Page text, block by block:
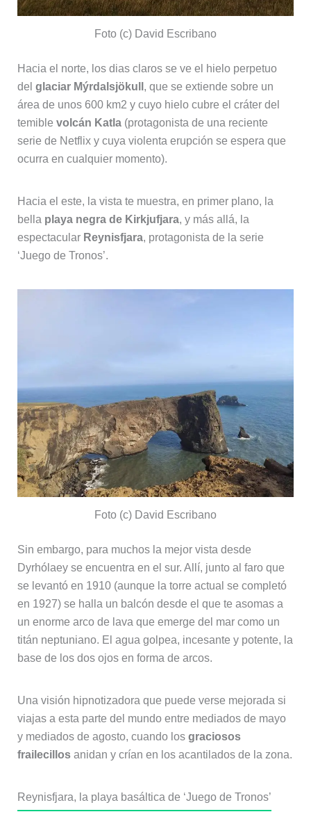
Foto (c) David Escribano
Hacia el norte, los dias claros se ve el hielo perpetuo
del glaciar Mýrdalsjökull , que se extiende sobre un
área de unos 600 km2 y cuyo hielo cubre el cráter del
temible volcán Katla(protagonista de una reciente
serie de Netflix y cuya violenta erupción se espera que
ocurra en cualquier momento).
Hacia el este, la vista te muestra, en primer plano, la
bella playa negra de Kirkjufjara, y más allá, la
espectacular Reynisfjara, protagonista de la serie
‘Juego de Tronos’.
Foto (c) David Escribano
Sin embargo, para muchos la mejor vista desde
Dyrhólaey se encuentra en el sur. Allí, junto al faro que
se levantó en 1910 (aunque la torre actual se completó
en 1927) se halla un balcón desde el que te asomas a
un enorme arco de lava que emerge del mar como un
titán neptuniano. El agua golpea, incesante y potente, la
base de los dos ojos en forma de arcos.
Una visión hipnotizadora que puede verse mejorada si
viajas a esta parte del mundo entre mediados de mayo
y mediados de agosto, cuando losgraciosos
frailecillosanidan y crían en los acantilados de la zona.
Reynisfjara, la playa basáltica de ‘Juego de Tronos’